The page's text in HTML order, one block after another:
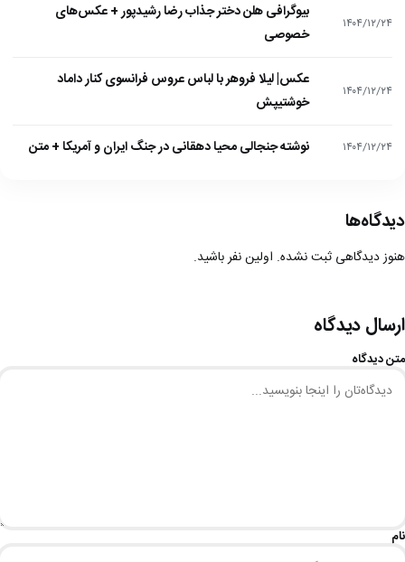
۱۴۰۴/۱۲/۲۴
بیوگرافی هلن دختر جذاب رضا رشیدپور + عکس‌های
خصوصی
۱۴۰۴/۱۲/۲۴
عکس| لیلا فروهر با لباس عروس فرانسوی کنار داماد
خوشتیپش
۱۴۰۴/۱۲/۲۴ نوشته جنجالی محیا دهقانی در جنگ ایران و آمریکا + متن
دیدگاه‌ها
هنوز دیدگاهی ثبت نشده. اولین نفر باشید.
ارسال دیدگاه
متن دیدگاه
نام